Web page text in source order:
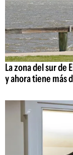
La zona del sur de
y ahora tiene más